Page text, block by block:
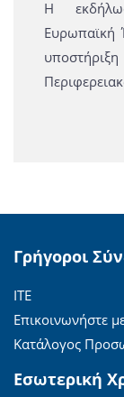
Η
Ευρωπαϊκή
Γρήγοροι
ΙΤΕ
Επικοινωνήστε
Κατάλογος
Εσωτερική